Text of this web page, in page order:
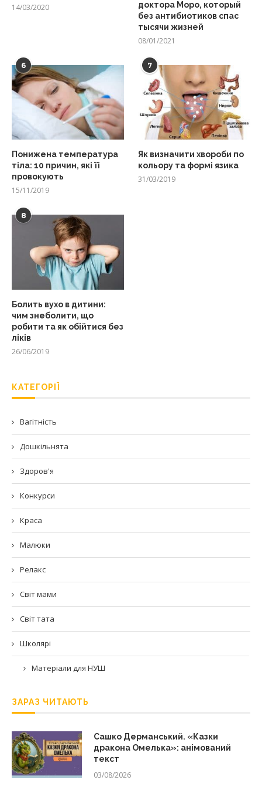
14/03/2020
доктора Моро, который
без антибиотиков спас
тысячи жизней
08/01/2021
6
Понижена температура
тіла: 10 причин, які її
провокують
15/11/2019
7
Як визначити хвороби по
кольору та формі язика
31/03/2019
8
Болить вухо в дитини:
чим знеболити, що
робити та як обійтися без
ліків
26/06/2019
КАТЕГОРІЇ
Вагітність
Дошкільнята
Здоров'я
Конкурси
Краса
Малюки
Релакс
Світ мами
Світ тата
Школярі
Матеріали для НУШ
ЗАРАЗ ЧИТАЮТЬ
Сашко Дерманський. «Казки
дракона Омелька»: анімований
текст
03/08/2026